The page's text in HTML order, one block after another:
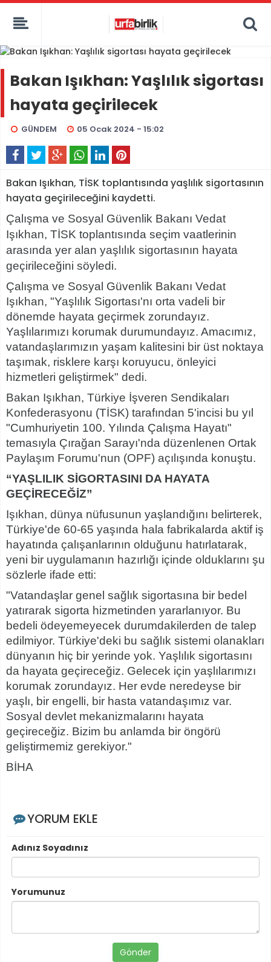
Bakan Işıkhan: Yaşlılık sigortası
hayata geçirilecek
GÜNDEM 05 Ocak 2024 - 15:02
Bakan Işıkhan, TİSK toplantısında yaşlılık sigortasının
hayata geçirileceğini kaydetti.
Çalışma ve Sosyal Güvenlik Bakanı Vedat
Işıkhan, TİSK toplantısında seçim vaatlerinin
arasında yer alan yaşlılık sigortasının hayata
geçirileceğini söyledi.
Çalışma ve Sosyal Güvenlik Bakanı Vedat
Işıkhan, "Yaşlılık Sigortası'nı orta vadeli bir
dönemde hayata geçirmek zorundayız.
Yaşlılarımızı korumak durumundayız. Amacımız,
vatandaşlarımızın yaşam kalitesini bir üst noktaya
taşımak, risklere karşı koruyucu, önleyici
hizmetleri geliştirmek" dedi.
Bakan Işıkhan, Türkiye İşveren Sendikaları
Konfederasyonu (TİSK) tarafından 5'incisi bu yıl
"Cumhuriyetin 100. Yılında Çalışma Hayatı"
temasıyla Çırağan Sarayı'nda düzenlenen Ortak
Paylaşım Forumu'nun (OPF) açılışında konuştu.
“YAŞLILIK SİGORTASINI DA HAYATA
GEÇİRECEĞİZ”
Işıkhan, dünya nüfusunun yaşlandığını belirterek,
Türkiye'de 60-65 yaşında hala fabrikalarda aktif iş
hayatında çalışanlarının olduğunu hatırlatarak,
yeni bir uygulamanın hazırlığı içinde olduklarını şu
sözlerle ifade etti:
"Vatandaşlar genel sağlık sigortasına bir bedel
yatırarak sigorta hizmetinden yararlanıyor. Bu
bedeli ödeyemeyecek durumdakilerden de talep
edilmiyor. Türkiye'deki bu sağlık sistemi olanakları
dünyanın hiç bir yerinde yok. Yaşlılık sigortasını
da hayata geçireceğiz. Gelecek için yaşlılarımızı
korumak zorundayız. Her evde neredeyse bir
yaşlı, bir engelli, bir hasta vatandaşımız var.
Sosyal devlet mekanizmalarını hayata
geçireceğiz. Bizim bu anlamda bir öngörü
geliştirmemiz gerekiyor."
BİHA
YORUM EKLE
Adınız Soyadınız
Yorumunuz
Gönder